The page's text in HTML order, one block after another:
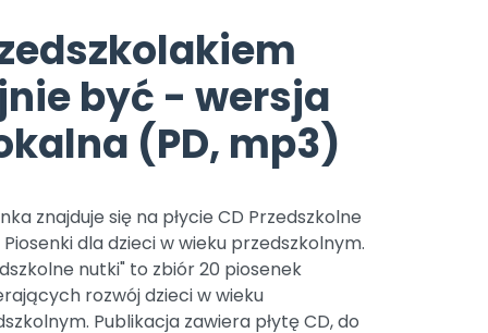
Archiwalne numery
Pomoc
Nowości
Zapowiedzi
Polecamy
Promocje
r. Nr decyzji:
Bliżej Pieska
Pomoc zwierzętom
Książka (dla) Przedszkolaka
Promowanie czytelnictwa
TikTok
Zobacz nas na TikToku
YouTube
być - wersja
(PD, mp3)
znajduje się na płycie CD Przedszkolne
Piosenki dla dzieci w wieku przedszkolnym.
nutki" to zbiór 20 piosenek
rozwój dzieci w wieku
Publikacja zawiera płytę CD, do